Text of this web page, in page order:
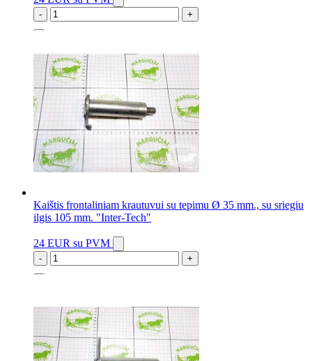
- +
Kaištis frontaliniam krautuvui su tepimu Ø 35 mm., su sriegiu
ilgis 105 mm. "Inter-Tech"
24 EUR su PVM
- +